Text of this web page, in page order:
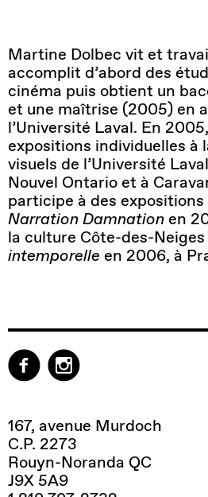
Martine Dolbec vit et
accomplit d’abord des
cinéma puis obtient un
et une maîtrise (2005) en
l’Université Laval. En
expositions individuelles à
visuels de l’Université
Nouvel Ontario et à
participe à des
Narration Damnation en
la culture Côte-des-
intemporelle en 2006, à
167, avenue Murdoch
C.P. 2273
Rouyn-Noranda QC
J9X 5A9